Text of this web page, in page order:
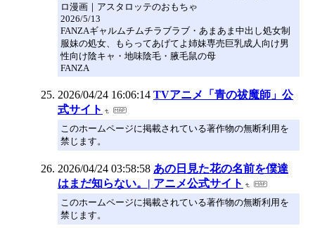
ロ漫画｜アスタロッテのおもちゃ
2026/5/13
FANZAギャルムチムチラブラブ・あまあま中出し処女制
服妹の処女、もらってあげてよ姉妹専売巨乳成人向け男
性向け陰キャ・地味陰毛・腋毛鼠の母
FANZA
2026/04/24 16:06:14 TVアニメ「青の祓魔師」公
式サイト
このホームページに掲載されている著作物の無断利用を
禁じます。
2026/04/24 03:58:58 あの日見た花の名前を僕達
はまだ知らない。| アニメ公式サイト
このホームページに掲載されている著作物の無断利用を
禁じます。